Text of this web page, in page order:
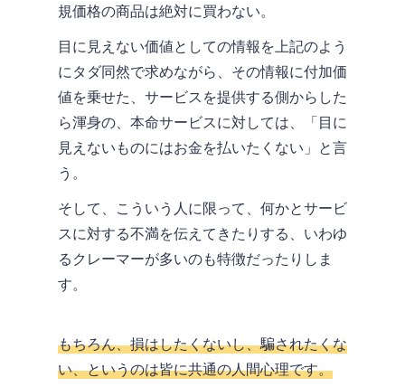
規価格の商品は絶対に買わない。
目に見えない価値としての情報を上記のよう
にタダ同然で求めながら、その情報に付加価
値を乗せた、サービスを提供する側からした
ら渾身の、本命サービスに対しては、「目に
見えないものにはお金を払いたくない」と言
う。
そして、こういう人に限って、何かとサービ
スに対する不満を伝えてきたりする、いわゆ
るクレーマーが多いのも特徴だったりしま
す。
もちろん、損はしたくないし、騙されたくな
い、というのは皆に共通の人間心理です。